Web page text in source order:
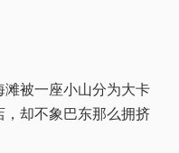
被一座小山分为大卡
却不象巴东那么拥挤